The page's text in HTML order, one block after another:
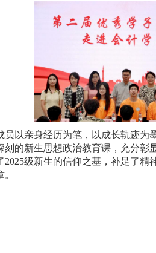
以亲身经历为笔，以成长轨迹
的新生思想政治教育课，充分
2025级新生的信仰之基，补足了精